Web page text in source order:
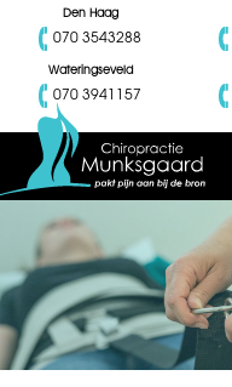
Den Haag
070 3543288
Wateringseveld
070 3941157